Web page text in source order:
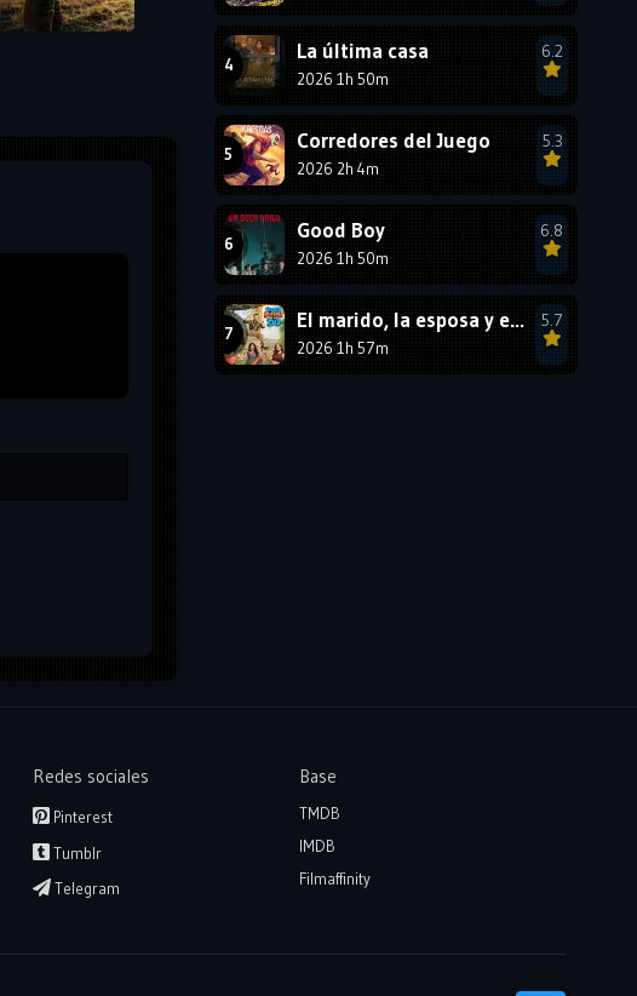
1978
La última casa
2026 1h 50m
6.2
Corredores del Juego
2026 2h 4m
5.3
Good Boy
2026 1h 50m
6.8
El marido, la esposa y ella 2
2026 1h 57m
5.7
Redes sociales
Pinterest
Tumblr
Telegram
Base
TMDB
IMDB
Filmaffinity